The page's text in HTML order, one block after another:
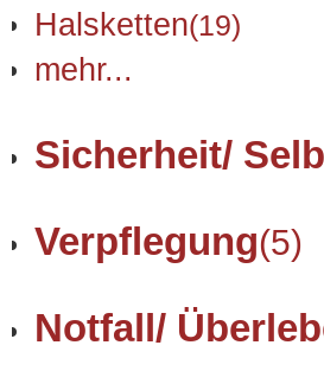
Halsketten(19)
mehr...
Sicherheit/
Verpflegung(5)
Notfall/